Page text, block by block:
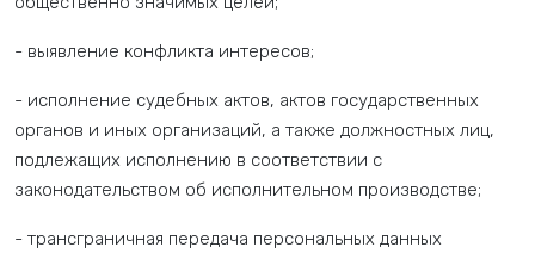
- выявление конфликта интересов;
- исполнение судебных актов, актов государственных
органов и иных организаций, а также должностных лиц,
подлежащих исполнению в соответствии с
законодательством об исполнительном производстве;
- трансграничная передача персональных данных